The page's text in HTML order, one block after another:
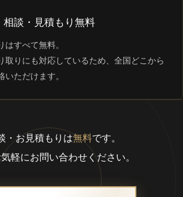
相談・見積もり無料
はすべて無料。
取りにも対応しているため、全国どこから
いただけます。
・お見積もりは無料です。
軽にお問い合わせください。